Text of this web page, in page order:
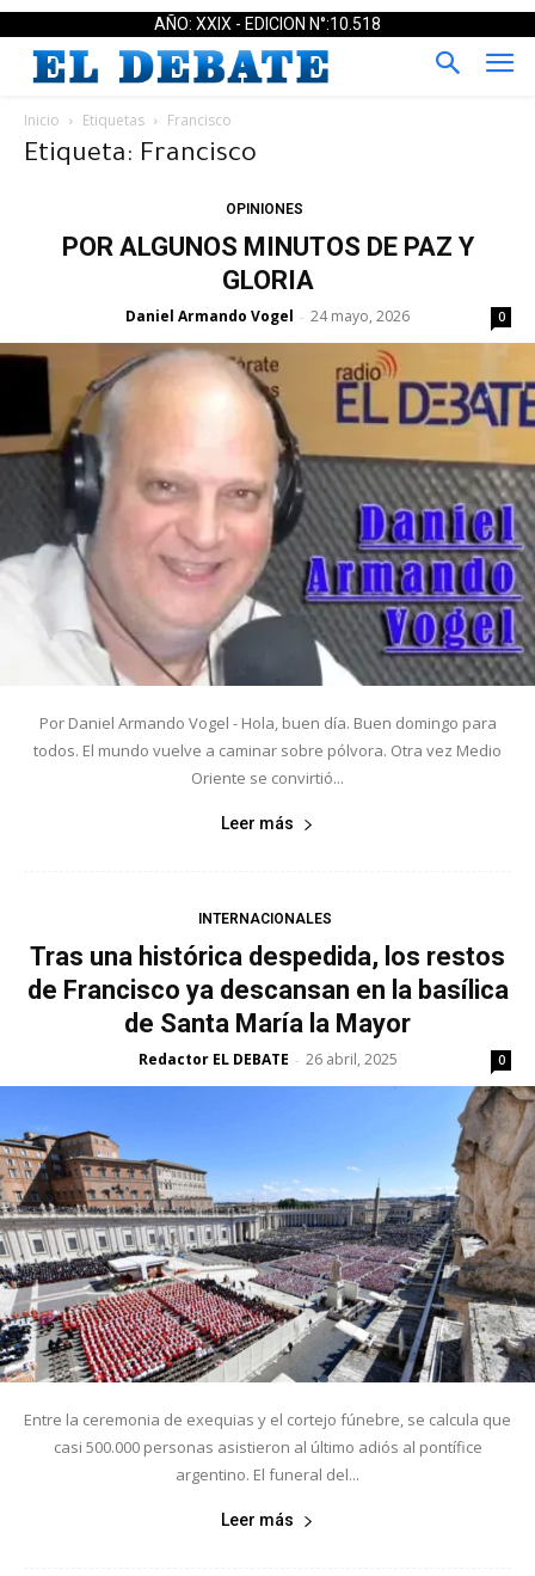
AÑO: XXIX - EDICION N°:10.518
Inicio Etiquetas Francisco
Etiqueta: Francisco
OPINIONES
POR ALGUNOS MINUTOS DE PAZ Y
GLORIA
Daniel Armando Vogel - 24 mayo, 2026 0
Por Daniel Armando Vogel - Hola, buen día. Buen domingo para
todos. El mundo vuelve a caminar sobre pólvora. Otra vez Medio
Oriente se convirtió...
Leer más
INTERNACIONALES
Tras una histórica despedida, los restos
de Francisco ya descansan en la basílica
de Santa María la Mayor
Redactor EL DEBATE - 26 abril, 2025 0
Entre la ceremonia de exequias y el cortejo fúnebre, se calcula que
casi 500.000 personas asistieron al último adiós al pontífice
argentino. El funeral del...
Leer más